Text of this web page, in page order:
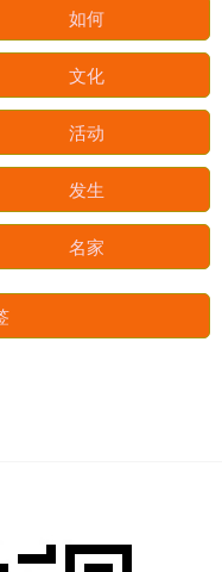
如何
文化
活动
发生
名家